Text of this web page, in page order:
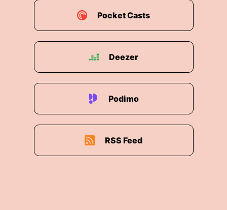
Pocket Casts
Deezer
Podimo
RSS Feed